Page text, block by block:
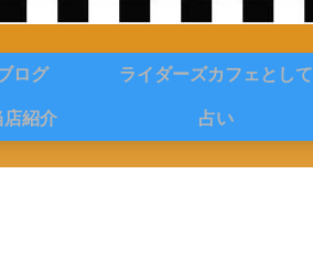
ログ ライダーズカフェとして
店紹介 占い